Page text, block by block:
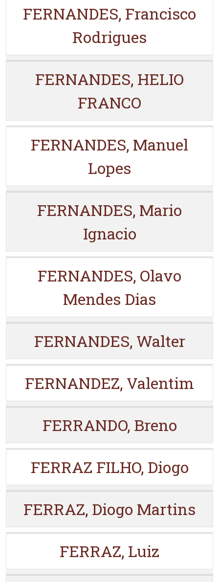
FERNANDES, Francisco
Rodrigues
FERNANDES, HELIO
FRANCO
FERNANDES, Manuel
Lopes
FERNANDES, Mario
Ignacio
FERNANDES, Olavo
Mendes Dias
FERNANDES, Walter
FERNANDEZ, Valentim
FERRANDO, Breno
FERRAZ FILHO, Diogo
FERRAZ, Diogo Martins
FERRAZ, Luiz